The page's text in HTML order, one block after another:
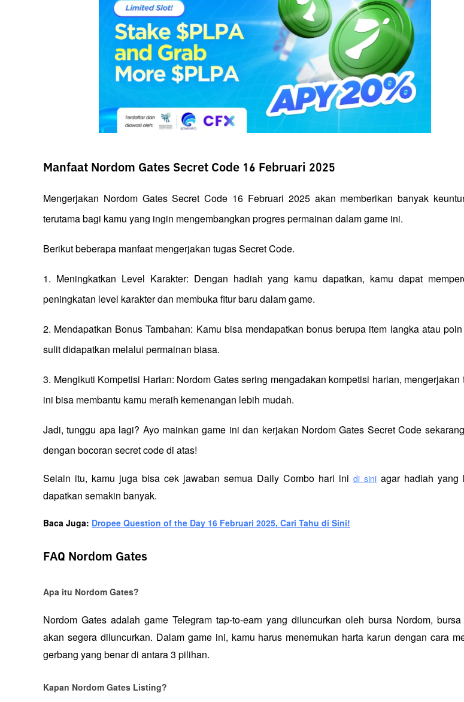
Manfaat Nordom Gates Secret Code 16 Februari 2025
Mengerjakan Nordom Gates Secret Code 16 Februari 2025 akan memberikan banyak
terutama bagi kamu yang ingin mengembangkan progres permainan dalam game ini.
Berikut beberapa manfaat mengerjakan tugas Secret Code.
1. Meningkatkan Level Karakter: Dengan hadiah yang kamu dapatkan, kamu dapat
peningkatan level karakter dan membuka fitur baru dalam game.
2. Mendapatkan Bonus Tambahan: Kamu bisa mendapatkan bonus berupa item langka atau
sulit didapatkan melalui permainan biasa.
3. Mengikuti Kompetisi Harian: Nordom Gates sering mengadakan kompetisi harian, mengerjakan
ini bisa membantu kamu meraih kemenangan lebih mudah.
Jadi, tunggu apa lagi? Ayo mainkan game ini dan kerjakan Nordom Gates Secret Code
dengan bocoran secret code di atas!
Selain itu, kamu juga bisa cek jawaban semua Daily Combo hari ini di sini agar hadiah yang
dapatkan semakin banyak.
Baca Juga: Dropee Question of the Day 16 Februari 2025, Cari Tahu di Sini!
FAQ Nordom Gates
Apa itu Nordom Gates?
Nordom Gates adalah game Telegram tap-to-earn yang diluncurkan oleh bursa Nordom, bursa
akan segera diluncurkan. Dalam game ini, kamu harus menemukan harta karun dengan cara
gerbang yang benar di antara 3 pilihan.
Kapan Nordom Gates Listing?